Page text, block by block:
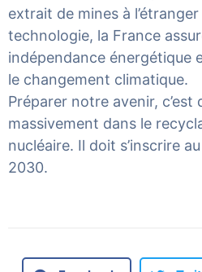
extrait de mines à
technologie, la France
indépendance énergétique
le changement climatique.
Préparer notre avenir, c’est
massivement dans le
nucléaire. Il doit s’inscrire
2030.